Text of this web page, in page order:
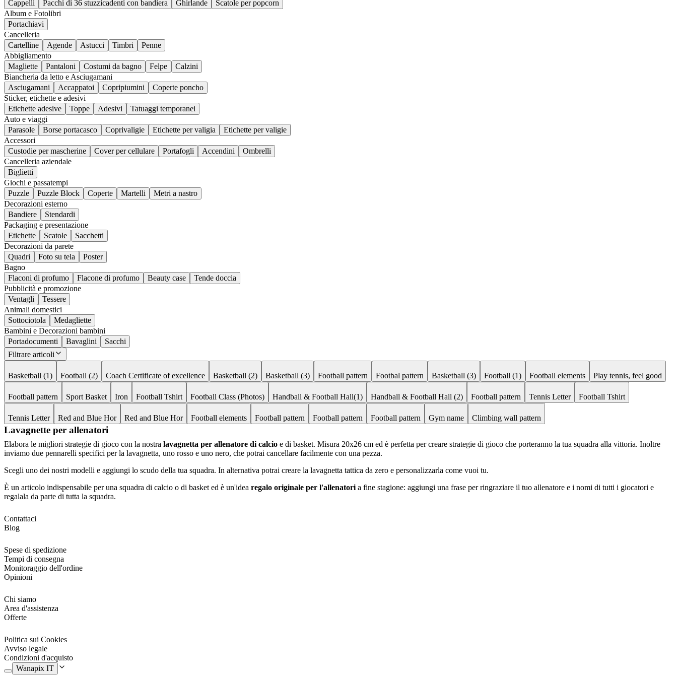
Cappelli
Pacchi di 36 stuzzicadenti con bandiera Ghirlande
Scatole per popcorn
Album e Fotolibri
Portachiavi
Cancelleria
Cartelline
Agende Astucci Timbri
Penne
Abbigliamento
Magliette
Pantaloni Costumi da bagno Felpe
Calzini
Biancheria da letto e Asciugamani
Asciugamani
Accappatoi Copripiumini
Coperte poncho
Sticker, etichette e adesivi
Etichette adesive
Toppe Adesivi
Tatuaggi temporanei
Auto e viaggi
Parasole
Borse portacasco Coprivaligie Etichette per valigia
Etichette per valigie
Accessori
Custodie per mascherine
Cover per cellulare Portafogli Accendini
Ombrelli
Cancelleria aziendale
Biglietti
Giochi e passatempi
Puzzle
Puzzle Block Coperte Martelli
Metri a nastro
Decorazioni esterno
Bandiere
Stendardi
Packaging e presentazione
Etichette
Scatole
Sacchetti
Decorazioni da parete
Quadri
Foto su tela
Poster
Bagno
Flaconi di profumo
Flacone di profumo Beauty case
Tende doccia
Pubblicità e promozione
Ventagli
Tessere
Animali domestici
Sottociotola
Medagliette
Bambini e Decorazioni bambini
Portadocumenti
Bavaglini
Sacchi
Filtrare articoli
Basketball (1) Football (2) Coach Certificate of excellence Basketball (2) Basketball (3) Football pattern Footbal pattern Basketball (3) Football (1) Football elements Play tennis, feel good
Football pattern Sport Basket Iron Football Tshirt Football Class (Photos) Handball & Football Hall(1) Handball & Football Hall (2) Football pattern Tennis Letter Football Tshirt
Tennis Letter Red and Blue Hor Red and Blue Hor Football elements Football pattern Football pattern Football pattern Gym name Climbing wall pattern
Lavagnette per allenatori
Elabora le migliori strategie di gioco con la nostra lavagnetta per allenatore di calcio e di basket. Misura 20x26 cm ed è perfetta per creare strategie di gioco che porteranno la tua squadra alla vittoria. Inoltre
inviamo due pennarelli specifici per la lavagnetta, uno rosso e uno nero, che potrai cancellare facilmente con una pezza.
Scegli uno dei nostri modelli e aggiungi lo scudo della tua squadra. In alternativa potrai creare la lavagnetta tattica da zero e personalizzarla come vuoi tu.
È un articolo indispensabile per una squadra di calcio o di basket ed è un'idea regalo originale per l'allenatori a fine stagione: aggiungi una frase per ringraziare il tuo allenatore e i nomi di tutti i giocatori e
regalala da parte di tutta la squadra.
Contattaci
Blog
Spese di spedizione
Tempi di consegna
Monitoraggio dell'ordine
Opinioni
Chi siamo
Area d'assistenza
Offerte
Politica sui Cookies
Avviso legale
Condizioni d'acquisto
Wanapix IT